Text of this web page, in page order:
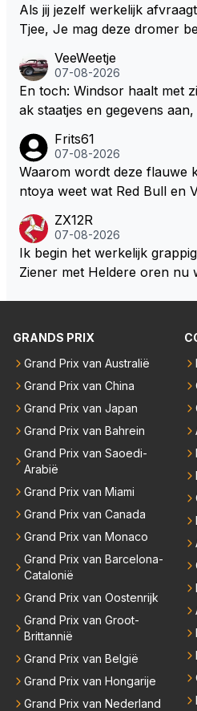
Als jij jezelf werkelijk
Tjee, Je mag deze dromer
aar voordragen uit eigen
at je het leuk vindt sprookjes
jezelf dan ook wel eens
ze wolff gesneden heeft?
VeeWeetje
07-08-2026
En toch: Windsor haalt met
ak staatjes en gegevens
okies made of your own
Frits61
07-08-2026
Waarom wordt deze flauwe
ntoya weet wat Red Bull en
ZX12R
07-08-2026
Ik begin het werkelijk
Ziener met Heldere oren nu
Team Verstappen...., Praten
GRANDS PRIX
Grand Prix van Australië
Grand Prix van China
Grand Prix van Japan
Grand Prix van Bahrein
Grand Prix van Saoedi-
Arabië
Grand Prix van Miami
Grand Prix van Canada
Grand Prix van Monaco
Grand Prix van Barcelona-
Catalonië
Grand Prix van Oostenrijk
Grand Prix van Groot-
Brittannië
Grand Prix van België
Grand Prix van Hongarije
Grand Prix van Nederland